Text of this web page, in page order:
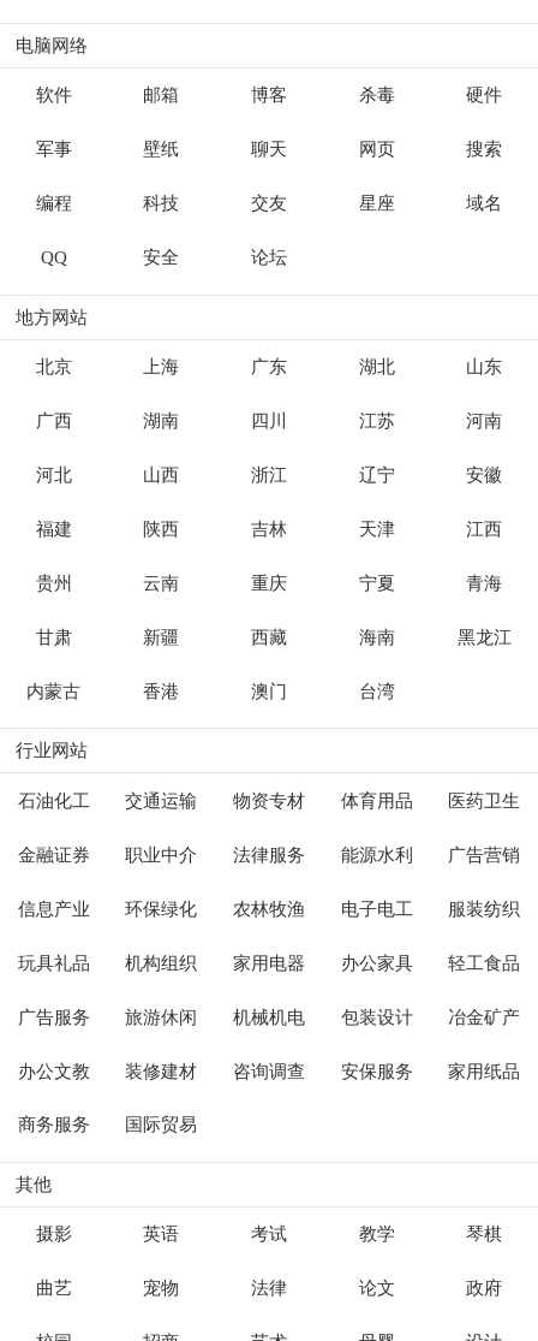
电脑网络
软件 邮箱 博客 杀毒 硬件
军事 壁纸 聊天 网页 搜索
编程 科技 交友 星座 域名
QQ 安全 论坛
地方网站
北京 上海 广东 湖北 山东
广西 湖南 四川 江苏 河南
河北 山西 浙江 辽宁 安徽
福建 陕西 吉林 天津 江西
贵州 云南 重庆 宁夏 青海
甘肃 新疆 西藏 海南 黑龙江
内蒙古 香港 澳门 台湾
行业网站
石油化工 交通运输 物资专材 体育用品 医药卫生
金融证券 职业中介 法律服务 能源水利 广告营销
信息产业 环保绿化 农林牧渔 电子电工 服装纺织
玩具礼品 机构组织 家用电器 办公家具 轻工食品
广告服务 旅游休闲 机械机电 包装设计 冶金矿产
办公文教 装修建材 咨询调查 安保服务 家用纸品
商务服务 国际贸易
其他
摄影 英语 考试 教学 琴棋
曲艺 宠物 法律 论文 政府